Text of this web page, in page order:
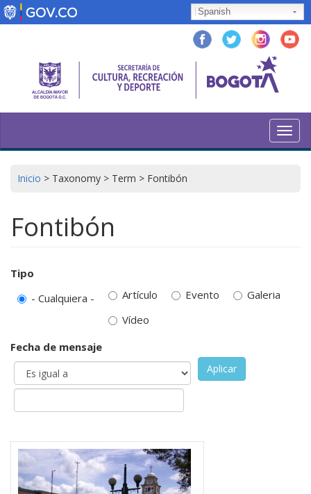
Pasar
al
Spanish
Inicio > Taxonomy > Term > Fontibón
Fontibón
Tipo
- Cualquiera -
Artículo Evento
Galeria
Vídeo
Fecha de mensaje
Aplicar